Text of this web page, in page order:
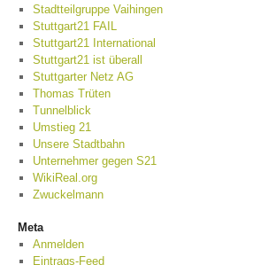
Stadtteilgruppe Vaihingen
Stuttgart21 FAIL
Stuttgart21 International
Stuttgart21 ist überall
Stuttgarter Netz AG
Thomas Trüten
Tunnelblick
Umstieg 21
Unsere Stadtbahn
Unternehmer gegen S21
WikiReal.org
Zwuckelmann
Meta
Anmelden
Eintrags-Feed